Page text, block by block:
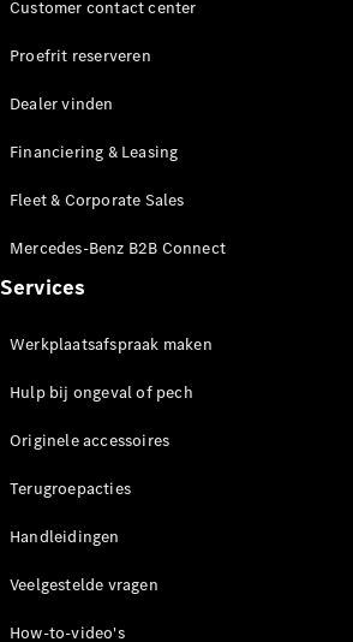
Autonoom
Rijassistentiesystemen
MBUX
Over-the-
Design en
cars
mobiliteit
Duurzaamheid
Customer contact center
Proefrit reserveren
Dealer vinden
Financiering & Leasing
Fleet & Corporate Sales
Mercedes-Benz B2B Connect
Services
Werkplaatsafspraak maken
Hulp bij ongeval of pech
Originele accessoires
Terugroepacties
Handleidingen
Veelgestelde vragen
How-to-video's